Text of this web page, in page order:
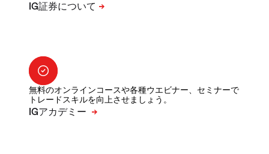
無料のオンラインコースや各種ウエビナー、セミナーで
トレードスキルを向上させましょう。